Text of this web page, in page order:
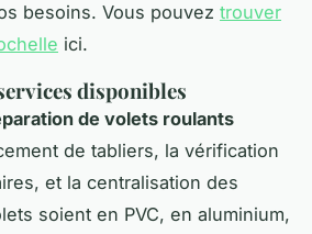
besoins. Vous pouvez trouver
ici.
disponibles
de volets roulants
de tabliers, la vérification
et la centralisation des
soient en PVC, en aluminium,